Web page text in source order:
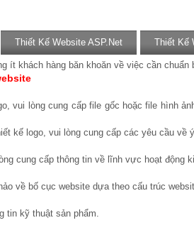
Thiết Kế Website ASP.Net Thiết Kế
ít khách hàng băn khoăn về việc cần
vui lòng cung cấp file gốc hoặc file hình
kế logo, vui lòng cung cấp các yêu cầu
cung cấp thông tin về lĩnh vực hoạt động
về bố cục website dựa theo cấu trúc
tin kỹ thuật sản phẩm.